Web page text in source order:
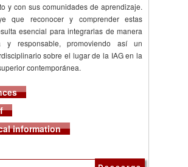
y con sus comunidades de aprendizaje.
que reconocer y comprender estas
esencial para integrarlas de manera
y responsable, promoviendo así un
sobre el lugar de la IAG en la
contemporánea.
information